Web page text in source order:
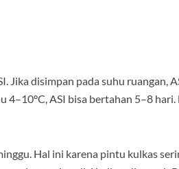
Jika disimpan pada suhu ruangan,
4–10°C, ASI bisa bertahan 5–8
Hal ini karena pintu kulkas